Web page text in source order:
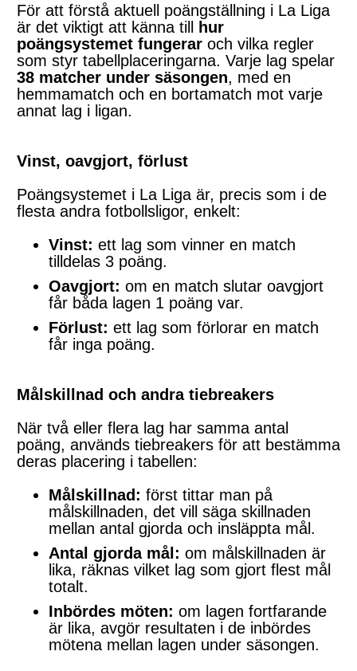
För att förstå aktuell poängställning i La Liga
är det viktigt att känna till hur
poängsystemet fungerar och vilka regler
som styr tabellplaceringarna. Varje lag spelar
38 matcher under säsongen, med en
hemmamatch och en bortamatch mot varje
annat lag i ligan.
Vinst, oavgjort, förlust
Poängsystemet i La Liga är, precis som i de
flesta andra fotbollsligor, enkelt:
Vinst: ett lag som vinner en match
tilldelas 3 poäng.
Oavgjort: om en match slutar oavgjort
får båda lagen 1 poäng var.
Förlust: ett lag som förlorar en match
får inga poäng.
Målskillnad och andra tiebreakers
När två eller flera lag har samma antal
poäng, används tiebreakers för att bestämma
deras placering i tabellen:
Målskillnad: först tittar man på
målskillnaden, det vill säga skillnaden
mellan antal gjorda och insläppta mål.
Antal gjorda mål: om målskillnaden är
lika, räknas vilket lag som gjort flest mål
totalt.
Inbördes möten: om lagen fortfarande
är lika, avgör resultaten i de inbördes
mötena mellan lagen under säsongen.